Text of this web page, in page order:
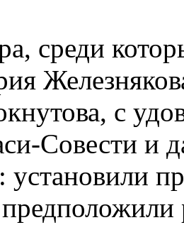
среди
с
Совести и
установили